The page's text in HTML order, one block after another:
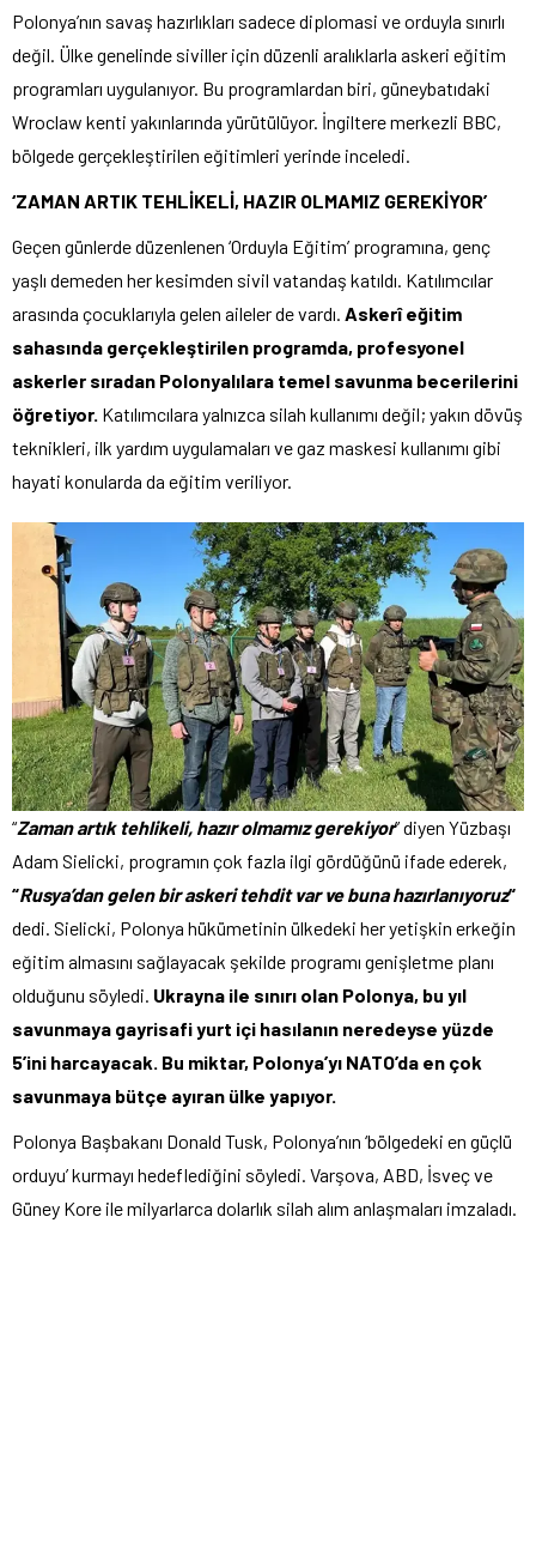
Polonya’nın savaş hazırlıkları sadece diplomasi ve orduyla sınırlı
değil. Ülke genelinde siviller için düzenli aralıklarla askeri eğitim
programları uygulanıyor. Bu programlardan biri, güneybatıdaki
Wroclaw kenti yakınlarında yürütülüyor. İngiltere merkezli BBC,
bölgede gerçekleştirilen eğitimleri yerinde inceledi.
‘ZAMAN ARTIK TEHLİKELİ, HAZIR OLMAMIZ GEREKİYOR’
Geçen günlerde düzenlenen ‘Orduyla Eğitim’ programına, genç
yaşlı demeden her kesimden sivil vatandaş katıldı. Katılımcılar
arasında çocuklarıyla gelen aileler de vardı. Askerî eğitim
sahasında gerçekleştirilen programda, profesyonel
askerler sıradan Polonyalılara temel savunma becerilerini
öğretiyor. Katılımcılara yalnızca silah kullanımı değil; yakın dövüş
teknikleri, ilk yardım uygulamaları ve gaz maskesi kullanımı gibi
hayati konularda da eğitim veriliyor.
“Zaman artık tehlikeli, hazır olmamız gerekiyor” diyen Yüzbaşı
Adam Sielicki, programın çok fazla ilgi gördüğünü ifade ederek,
“Rusya’dan gelen bir askeri tehdit var ve buna hazırlanıyoruz“
dedi. Sielicki, Polonya hükümetinin ülkedeki her yetişkin erkeğin
eğitim almasını sağlayacak şekilde programı genişletme planı
olduğunu söyledi. Ukrayna ile sınırı olan Polonya, bu yıl
savunmaya gayrisafi yurt içi hasılanın neredeyse yüzde
5’ini harcayacak. Bu miktar, Polonya’yı NATO’da en çok
savunmaya bütçe ayıran ülke yapıyor.
Polonya Başbakanı Donald Tusk, Polonya’nın ‘bölgedeki en güçlü
orduyu’ kurmayı hedeflediğini söyledi. Varşova, ABD, İsveç ve
Güney Kore ile milyarlarca dolarlık silah alım anlaşmaları imzaladı.